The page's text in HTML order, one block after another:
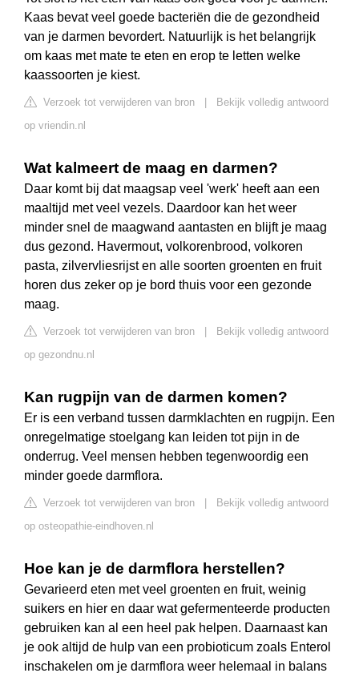
Kaas bevat veel goede bacteriën die de gezondheid
van je darmen bevordert. Natuurlijk is het belangrijk
om kaas met mate te eten en erop te letten welke
kaassoorten je kiest.
Verzoek tot verwijderen van bron | Bekijk volledig antwoord
op vriendin.nl
Wat kalmeert de maag en darmen?
Daar komt bij dat maagsap veel 'werk' heeft aan een
maaltijd met veel vezels. Daardoor kan het weer
minder snel de maagwand aantasten en blijft je maag
dus gezond. Havermout, volkorenbrood, volkoren
pasta, zilvervliesrijst en alle soorten groenten en fruit
horen dus zeker op je bord thuis voor een gezonde
maag.
Verzoek tot verwijderen van bron | Bekijk volledig antwoord
op gezondnu.nl
Kan rugpijn van de darmen komen?
Er is een verband tussen darmklachten en rugpijn. Een
onregelmatige stoelgang kan leiden tot pijn in de
onderrug. Veel mensen hebben tegenwoordig een
minder goede darmflora.
Verzoek tot verwijderen van bron | Bekijk volledig antwoord
op osteopathie-eindhoven.nl
Hoe kan je de darmflora herstellen?
Gevarieerd eten met veel groenten en fruit, weinig
suikers en hier en daar wat gefermenteerde producten
gebruiken kan al een heel pak helpen. Daarnaast kan
je ook altijd de hulp van een probioticum zoals Enterol
inschakelen om je darmflora weer helemaal in balans